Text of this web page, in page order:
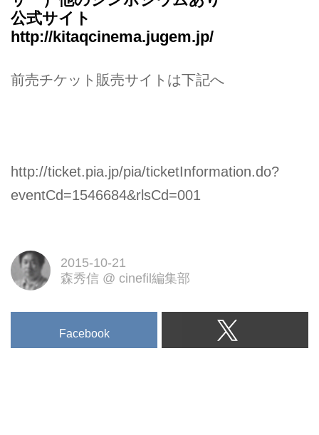
公式サイト
http://kitaqcinema.jugem.jp/
前売チケット販売サイトは下記へ
http://ticket.pia.jp/pia/ticketInformation.do?
eventCd=1546684&rlsCd=001
2015-10-21
森秀信 @ cinefil編集部
Facebook